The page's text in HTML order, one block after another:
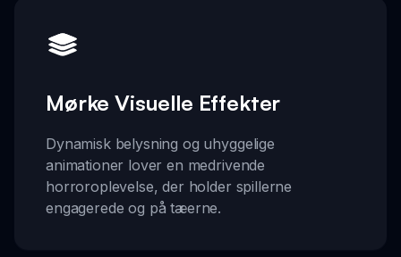
Mørke Visuelle Effekter
Dynamisk belysning og uhyggelige
animationer lover en medrivende
horroroplevelse, der holder spillerne
engagerede og på tæerne.